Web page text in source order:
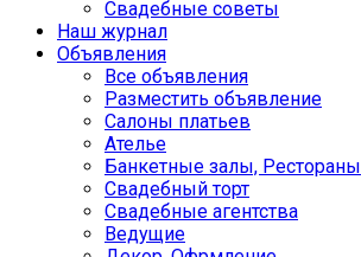
Свадебные советы
Наш журнал
Объявления
Все объявления
Разместить объявление
Салоны платьев
Ателье
Банкетные залы, Рестораны
Свадебный торт
Свадебные агентства
Ведущие